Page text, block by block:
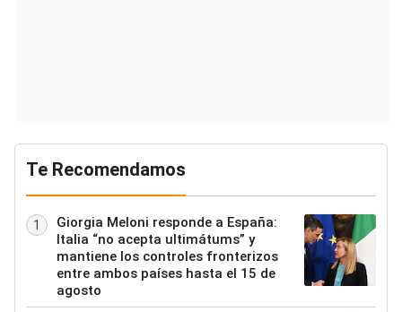
Te Recomendamos
1
Giorgia Meloni responde a España:
Italia “no acepta ultimátums” y
mantiene los controles fronterizos
entre ambos países hasta el 15 de
agosto